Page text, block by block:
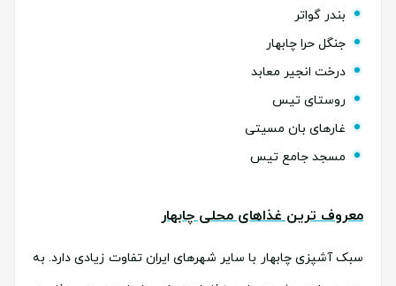
بندر گواتر
جنگل حرا چابهار
درخت انجیر معابد
روستای تیس
غارهای بان مسیتی
مسجد جامع تیس
معروف ترین غذاهای محلی چابهار
سبک آشپزی چابهار با سایر شهرهای ایران تفاوت زیادی دارد. به